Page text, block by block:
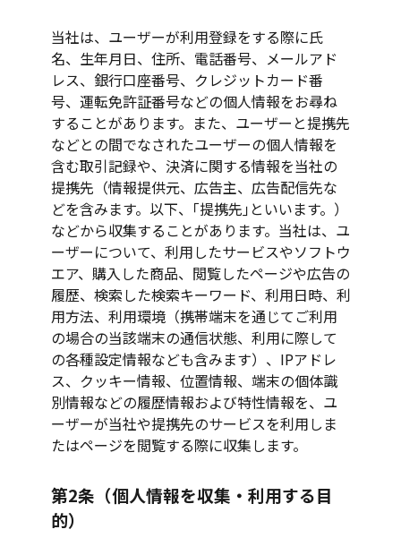
当社は、ユーザーが利用登録をする際に氏
名、生年月日、住所、電話番号、メールアド
レス、銀行口座番号、クレジットカード番
号、運転免許証番号などの個人情報をお尋ね
することがあります。また、ユーザーと提携先
などとの間でなされたユーザーの個人情報を
含む取引記録や、決済に関する情報を当社の
提携先（情報提供元、広告主、広告配信先な
どを含みます。以下、｢提携先｣といいます。）
などから収集することがあります。当社は、ユ
ーザーについて、利用したサービスやソフトウ
エア、購入した商品、閲覧したページや広告の
履歴、検索した検索キーワード、利用日時、利
用方法、利用環境（携帯端末を通じてご利用
の場合の当該端末の通信状態、利用に際して
の各種設定情報なども含みます）、IPアドレ
ス、クッキー情報、位置情報、端末の個体識
別情報などの履歴情報および特性情報を、ユ
ーザーが当社や提携先のサービスを利用しま
たはページを閲覧する際に収集します。
第2条（個人情報を収集・利用する目
的）